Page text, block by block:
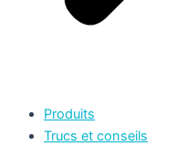
Produits
Trucs et conseils